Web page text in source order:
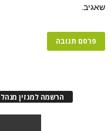
שאגיב.
הרשמה למגזין